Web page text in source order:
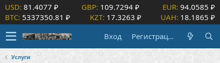
USD: 81.4077 ₽ GBP: 109.7294 ₽ EUR: 94.0585 ₽
BTC: 5337350.81 ₽ KZT: 17.3263 ₽ UAH: 18.1865 ₽
Вход
Регистрация
Услуги